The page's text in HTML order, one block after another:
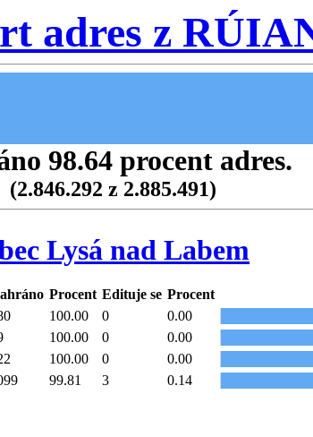
adres z
98.64 procent adres.
(2.846.292 z 2.885.491)
Lysá nad Labem
Procent Edituje se Procent
100.00 0
0.00
100.00 0
0.00
100.00 0
0.00
99.81 3 0.14